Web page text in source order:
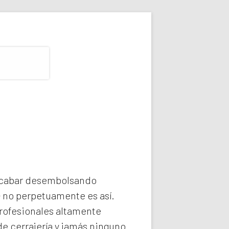
desembolsando
perpetuamente es así.
altamente
cerrajería y jamás ninguno